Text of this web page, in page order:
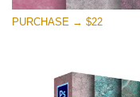
PURCHASE → $22